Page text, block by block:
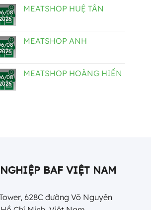
08
MEATSHOP HUỆ TÂN
08
MEATSHOP ANH
08
MEATSHOP HOÀNG HIỀN
BAF VIỆT NAM
628C đường Võ Nguyên